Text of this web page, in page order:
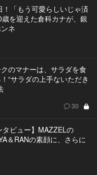
！「もう可愛らしいじゃ済
を迎えた倉科カナが、銀
ネ
のマナーは、サラダを食
“サラダの上手ないただき
30
タビュー】MAZZELの
＆RANの素顔に、さらに